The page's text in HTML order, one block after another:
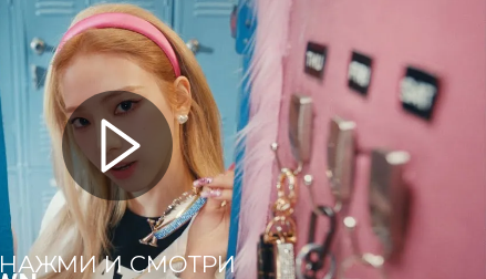
НАЖМИ И СМОТРИ